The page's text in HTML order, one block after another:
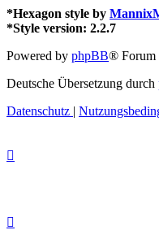
*Hexagon style by
*Style version: 2.2.7
Powered by phpBB® Forum
Deutsche Übersetzung durch
Datenschutz |